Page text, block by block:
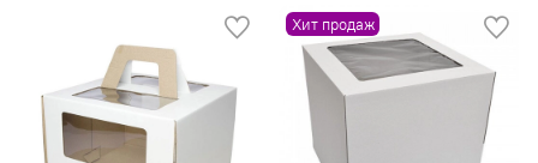
Хит продаж